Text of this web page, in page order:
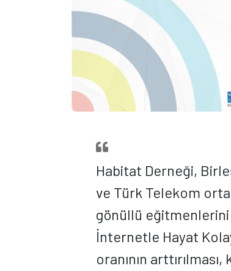
Habitat Derneği,
ve Türk Telekom
gönüllü
İnternetle Hayat
oranının